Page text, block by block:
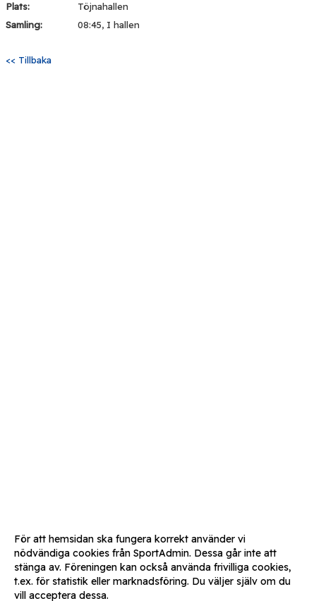
Plats:
Töjnahallen
Samling:
08:45, I hallen
<< Tillbaka
För att hemsidan ska fungera korrekt använder vi
nödvändiga cookies från SportAdmin. Dessa går inte att
stänga av. Föreningen kan också använda frivilliga cookies,
t.ex. för statistik eller marknadsföring. Du väljer själv om du
vill acceptera dessa.